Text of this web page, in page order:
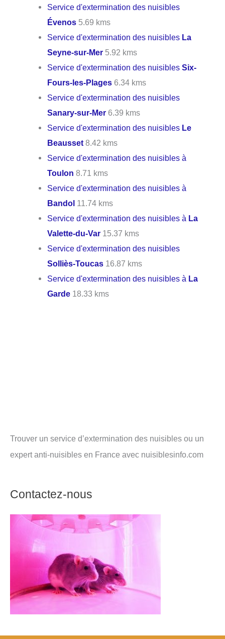
Service d'extermination des nuisibles
Évenos 5.69 kms
Service d'extermination des nuisibles La
Seyne-sur-Mer 5.92 kms
Service d'extermination des nuisiblesSix-
Fours-les-Plages 6.34 kms
Service d'extermination des nuisibles
Sanary-sur-Mer 6.39 kms
Service d'extermination des nuisibles Le
Beausset 8.42 kms
Service d'extermination des nuisibles à
Toulon 8.71 kms
Service d'extermination des nuisibles à
Bandol 11.74 kms
Service d'extermination des nuisibles à La
Valette-du-Var 15.37 kms
Service d'extermination des nuisibles
Solliès-Toucas 16.87 kms
Service d'extermination des nuisibles à La
Garde 18.33 kms
Trouver un service d’extermination des nuisibles ou un
expert anti-nuisibles en France avec nuisiblesinfo.com
Contactez-nous